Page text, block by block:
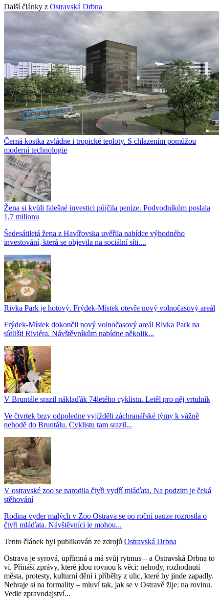
Další články z Ostravská Drbna
Černá kostka zvládne i tropické teploty. S chlazením pomůžou
moderní technologie
Žena si kvůli falešné investici půjčila peníze. Podvodníkům poslala
1,7 milionu
Šedesátiletá žena z Havířovska uvěřila nabídce výhodného
investování, která se objevila na sociální síti....
Rivka Park je hotový. Frýdek-Místek otevře nový volnočasový areál
Frýdek-Místek dokončil nový volnočasový areál Rivka Park na
sídlišti Riviéra. Návštěvníkům nabídne několik...
V Bruntále srazil náklaďák 74letého cyklistu. Letěl pro něj vrtulník
Ve čtvrtek brzy odpoledne vyjížděli záchranářské týmy k vážně
nehodě do Bruntálu. Cyklistu tam srazil...
V ostravské zoo se narodila čtyři vydří mláďata. Na podzim je čeká
stěhování
Rodina vyder malých v Zoo Ostrava se po roční pauze rozrostla o
čtyři mláďata. Návštěvníci je mohou...
Tento článek byl publikován ze zdrojů Ostravská Drbna
Ostrava je syrová, upřímná a má svůj rytmus – a Ostravská Drbna to
ví. Přináší zprávy, které jdou rovnou k věci: nehody, rozhodnutí
města, protesty, kulturní dění i příběhy z ulic, které by jinde zapadly.
Nehraje si na formality – mluví tak, jak se v Ostravě žije: na rovinu.
Vedle zpravodajství...